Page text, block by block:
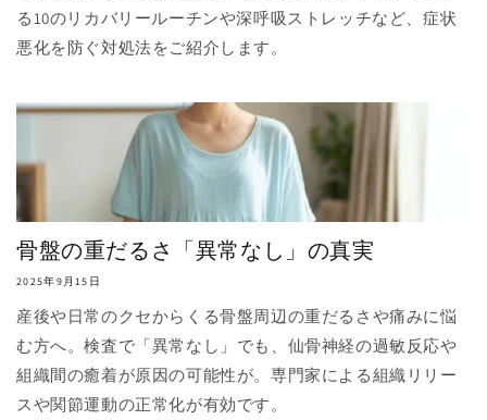
る10のリカバリールーチンや深呼吸ストレッチなど、症状
悪化を防ぐ対処法をご紹介します。
骨盤の重だるさ「異常なし」の真実
2025年9月15日
産後や日常のクセからくる骨盤周辺の重だるさや痛みに悩
む方へ。検査で「異常なし」でも、仙骨神経の過敏反応や
組織間の癒着が原因の可能性が。専門家による組織リリー
スや関節運動の正常化が有効です。